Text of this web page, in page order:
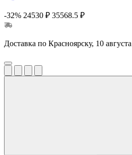
-32% 24530 ₽ 35568.5 ₽
Доставка по Красноярску, 10 августа